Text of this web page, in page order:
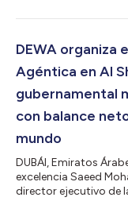
empresa es
infraestructura de
globales. Su Alteza el
DEWA organiza
Agéntica en Al
gubernamental
con balance
mundo
DUBÁI, Emiratos
excelencia Saeed
director ejecutivo de